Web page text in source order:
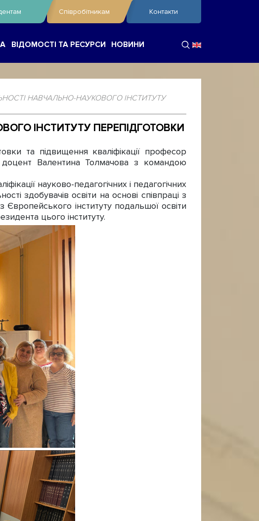
Співробітникам Контакти
ВІДОМОСТІ ТА РЕСУРСИ НОВИНИ
НАВЧАЛЬНО-НАУКОВОГО ІНСТИТУТУ
ІНСТИТУТУ ПЕРЕПІДГОТОВКИ
та підвищення кваліфікації професор
доцент Валентина Толмачова з командою
науково-педагогічних і педагогічних
здобувачів освіти на основі співпраці з
інституту подальшої освіти
цього інституту.